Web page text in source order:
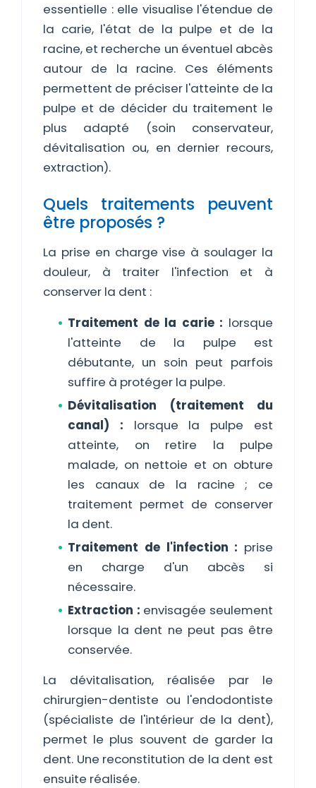
essentielle : elle visualise l'étendue de
la carie, l'état de la pulpe et de la
racine, et recherche un éventuel abcès
autour de la racine. Ces éléments
permettent de préciser l'atteinte de la
pulpe et de décider du traitement le
plus adapté (soin conservateur,
dévitalisation ou, en dernier recours,
extraction).
Quels traitements peuvent
être proposés ?
La prise en charge vise à soulager la
douleur, à traiter l'infection et à
conserver la dent :
Traitement de la carie : lorsque
l'atteinte de la pulpe est
débutante, un soin peut parfois
suffire à protéger la pulpe.
Dévitalisation (traitement du
canal) : lorsque la pulpe est
atteinte, on retire la pulpe
malade, on nettoie et on obture
les canaux de la racine ; ce
traitement permet de conserver
la dent.
Traitement de l'infection : prise
en charge d'un abcès si
nécessaire.
Extraction : envisagée seulement
lorsque la dent ne peut pas être
conservée.
La dévitalisation, réalisée par le
chirurgien-dentiste ou l'endodontiste
(spécialiste de l'intérieur de la dent),
permet le plus souvent de garder la
dent. Une reconstitution de la dent est
ensuite réalisée.